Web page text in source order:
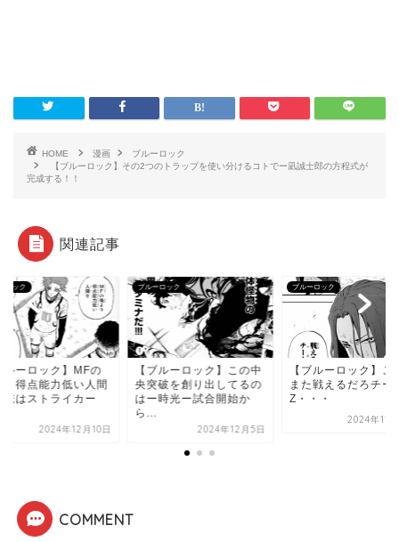
HOME 漫画
ブルーロック
【ブルーロック】その2つのトラップを使い分けるコトでー凪誠士郎の方程式が
完成する！！
関連記事
ロック
ルーロック】MFの
り得点能力低い人間
俺はストライカー
2024年12月10日
ブルーロック
【ブルーロック】この中
央突破を創り出してるの
はー時光ー試合開始か
ら...
2024年12月5日
ブルーロック
【ブルーロック】こ
また戦えるだろチー
Z・・・
2024年11
COMMENT